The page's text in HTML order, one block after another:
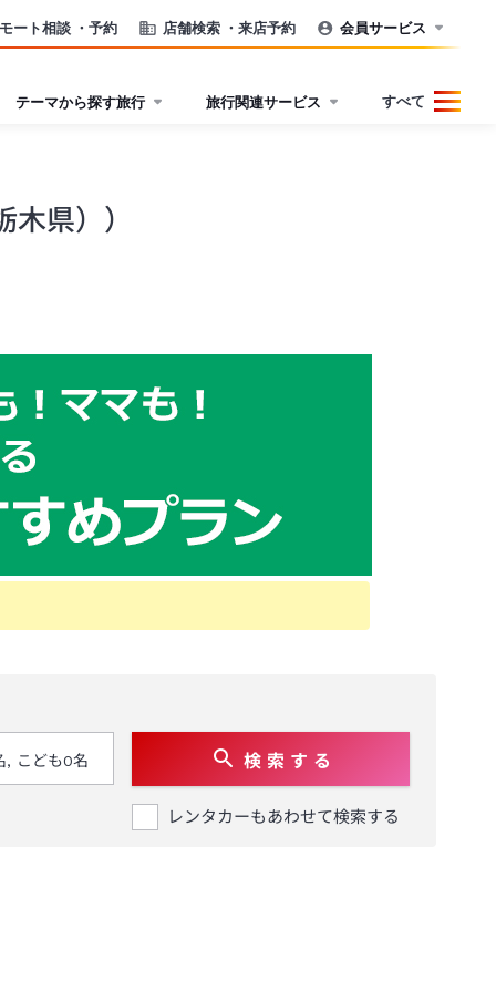
ート相談 ・予約 店舗検索 ・来店予約 会員サービス
テーマから探す旅行 旅行関連サービス すべて
県））
検 索 す る
レンタカーもあわせて検索する